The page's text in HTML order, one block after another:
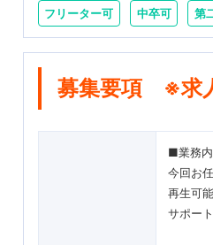
フリーター可 中卒可 第
募集要項 ※求
■業務
今回お
再生可
サポー